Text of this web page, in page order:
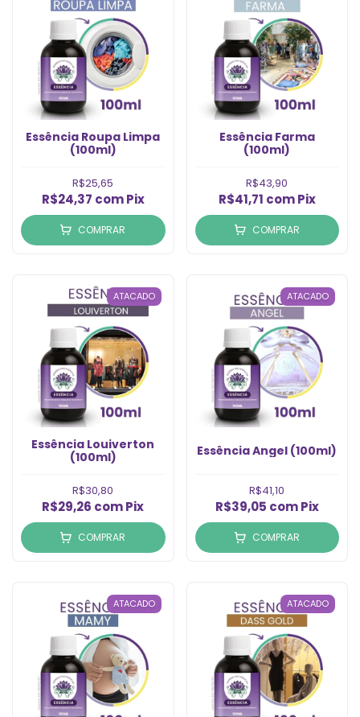
Essência Roupa Limpa
(100ml)
R$25,65
R$24,37 com Pix
COMPRAR
Essência Farma
(100ml)
R$43,90
R$41,71 com Pix
COMPRAR
ATACADO
Essência Louiverton
(100ml)
R$30,80
R$29,26 comPix
COMPRAR
ATACADO
Essência Angel (100ml)
R$41,10
R$39,05 com Pix
COMPRAR
ATACADO ATACADO